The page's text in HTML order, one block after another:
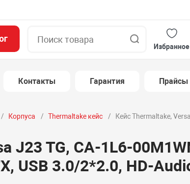
Избранное
Контакты Гарантия Прайсы
Корпуса Thermaltake кейс
Кейс Thermaltake,
J23 TG, CA-1L6-
USB 3.0/2*2.0, HD-